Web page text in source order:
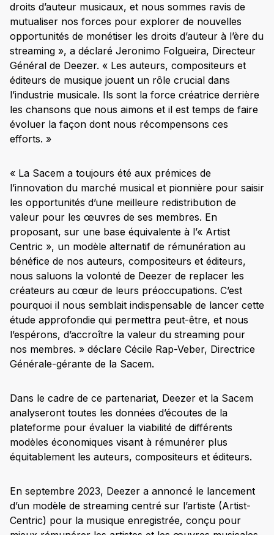
droits d’auteur musicaux, et nous sommes ravis de
mutualiser nos forces pour explorer de nouvelles
opportunités de monétiser les droits d’auteur à l’ère du
streaming », a déclaré Jeronimo Folgueira, Directeur
Général de Deezer. « Les auteurs, compositeurs et
éditeurs de musique jouent un rôle crucial dans
l’industrie musicale. Ils sont la force créatrice derrière
les chansons que nous aimons et il est temps de faire
évoluer la façon dont nous récompensons ces
efforts. »
« La Sacem a toujours été aux prémices de
l’innovation du marché musical et pionnière pour saisir
les opportunités d’une meilleure redistribution de
valeur pour les œuvres de ses membres. En
proposant, sur une base équivalente à l’« Artist
Centric », un modèle alternatif de rémunération au
bénéfice de nos auteurs, compositeurs et éditeurs,
nous saluons la volonté de Deezer de replacer les
créateurs au cœur de leurs préoccupations. C’est
pourquoi il nous semblait indispensable de lancer cette
étude approfondie qui permettra peut-être, et nous
l’espérons, d’accroître la valeur du streaming pour
nos membres. » déclare Cécile Rap-Veber, Directrice
Générale-gérante de la Sacem.
Dans le cadre de ce partenariat, Deezer et la Sacem
analyseront toutes les données d’écoutes de la
plateforme pour évaluer la viabilité de différents
modèles économiques visant à rémunérer plus
équitablement les auteurs, compositeurs et éditeurs.
En septembre 2023, Deezer a annoncé le lancement
d’un modèle de streaming centré sur l’artiste (Artist-
Centric) pour la musique enregistrée, conçu pour